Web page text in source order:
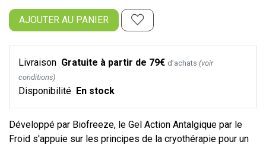
AJOUTER AU PANIER
Livraison Gratuite à partir de 79€ d’achats (voir
conditions)
Disponibilité En stock
Développé par Biofreeze, le Gel Action Antalgique par le
Froid s'appuie sur les principes de la cryothérapie pour un